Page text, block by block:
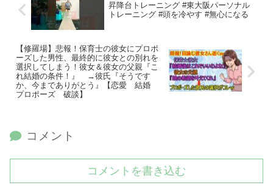
昇降台トレーニング #東大阪パーソナル
トレーニング #頭を冷やす #無心になる
【修羅場】悲報！保育士の彼女にプロポ
ーズした男性、最終的に彼女との別れを
選択してしまう！彼女＆彼女の父親『こ
れ結婚の条件！』 →彼氏『そうです
か、今までありがとう』【恋愛 結婚
プロポーズ 破談】
コメント
コメントを書き込む